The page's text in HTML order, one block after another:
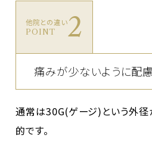
他院との違い
POINT 2
痛みが少ないように配
通常は30G(ゲージ)という外
的です。